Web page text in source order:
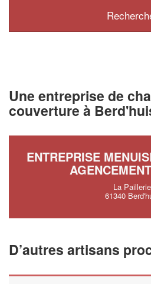
Une entreprise de
couverture à
ENTREPRISE
La Paillerie
61340
D’autres artisans
Vous
vos marges
nouveaux
En